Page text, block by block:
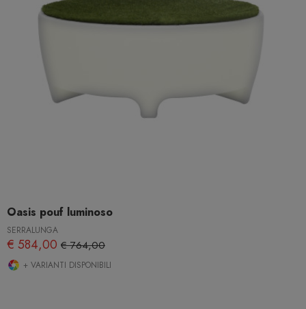
Oasis pouf luminoso
SERRALUNGA
€ 584,00 € 764,00
+ VARIANTI DISPONIBILI